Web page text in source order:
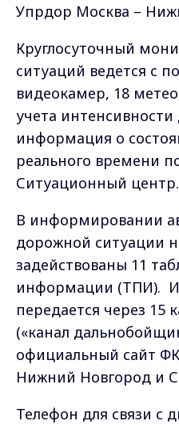
Упрдор Москва –
Круглосуточный
ситуаций ведется с
видеокамер, 18
учета
информация о
реального времени
Ситуационный центр.
В информировании
дорожной ситуации
задействованы 11
информации (ТПИ).
передается через 15
(«канал
официальный сайт
Нижний Новгород и
Телефон для связи с